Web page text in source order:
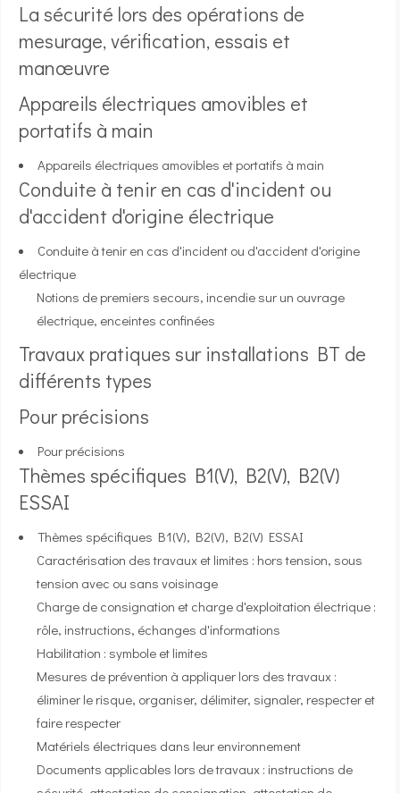
La sécurité lors des opérations de
mesurage, vérification, essais et
manœuvre
Appareils électriques amovibles et
portatifs à main
Appareils électriques amovibles et portatifs à main
Conduite à tenir en cas d'incident ou
d'accident d'origine électrique
Conduite à tenir en cas d'incident ou d'accident d'origine
électrique
Notions de premiers secours, incendie sur un ouvrage
électrique, enceintes confinées
Travaux pratiques sur installations BT de
différents types
Pour précisions
Pour précisions
Thèmes spécifiques B1(V), B2(V), B2(V)
ESSAI
Thèmes spécifiques B1(V), B2(V), B2(V) ESSAI
Caractérisation des travaux et limites : hors tension, sous
tension avec ou sans voisinage
Charge de consignation et charge d'exploitation électrique :
rôle, instructions, échanges d'informations
Habilitation : symbole et limites
Mesures de prévention à appliquer lors des travaux :
éliminer le risque, organiser, délimiter, signaler, respecter et
faire respecter
Matériels électriques dans leur environnement
Documents applicables lors de travaux : instructions de